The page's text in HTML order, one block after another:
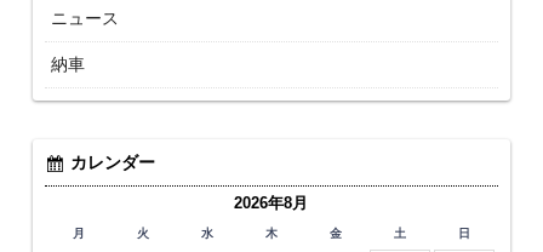
ニュース
納車
カレンダー
2026年8月
月 火 水 木 金 土 日